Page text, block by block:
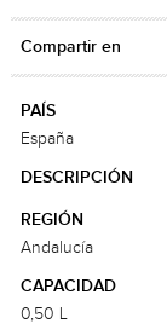
Compartir en
PAÍS
España
DESCRIPCIÓN
REGIÓN
Andalucía
CAPACIDAD
0,50 L